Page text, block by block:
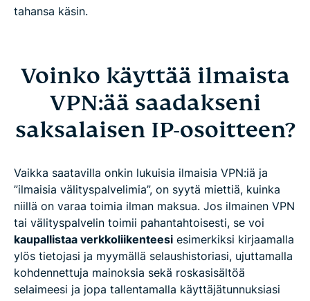
tahansa käsin.
Voinko käyttää ilmaista
VPN:ää saadakseni
saksalaisen IP-osoitteen?
Vaikka saatavilla onkin lukuisia ilmaisia VPN:iä ja
”ilmaisia välityspalvelimia”, on syytä miettiä, kuinka
niillä on varaa toimia ilman maksua. Jos ilmainen VPN
tai välityspalvelin toimii pahantahtoisesti, se voi
kaupallistaa verkkoliikenteesi esimerkiksi kirjaamalla
ylös tietojasi ja myymällä selaushistoriasi, ujuttamalla
kohdennettuja mainoksia sekä roskasisältöä
selaimeesi ja jopa tallentamalla käyttäjätunnuksiasi